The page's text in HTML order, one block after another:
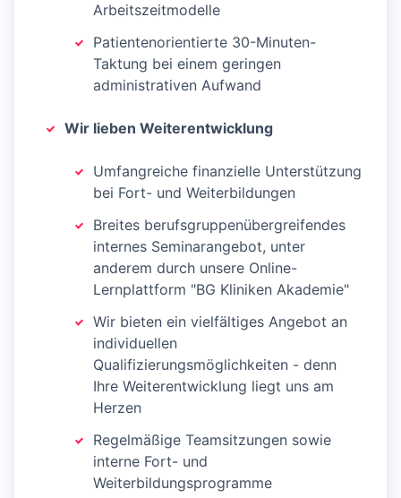
Arbeitszeitmodelle
Patientenorientierte 30-Minuten-
Taktung bei einem geringen
administrativen Aufwand
Wir lieben Weiterentwicklung
Umfangreiche finanzielle Unterstützung
bei Fort- und Weiterbildungen
Breites berufsgruppenübergreifendes
internes Seminarangebot, unter
anderem durch unsere Online-
Lernplattform "BG Kliniken Akademie"
Wir bieten ein vielfältiges Angebot an
individuellen
Qualifizierungsmöglichkeiten - denn
Ihre Weiterentwicklung liegt uns am
Herzen
Regelmäßige Teamsitzungen sowie
interne Fort- und
Weiterbildungsprogramme